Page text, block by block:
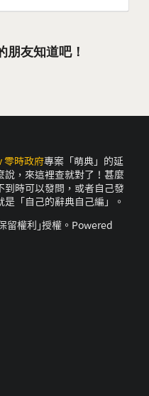
朋友知道吧！
零時政府專案「萌典」的延
，來這裡查就對了！甚麼
時可以發問，或者自己發
「自己的辭典自己編」。
留權利｣授權。Powered